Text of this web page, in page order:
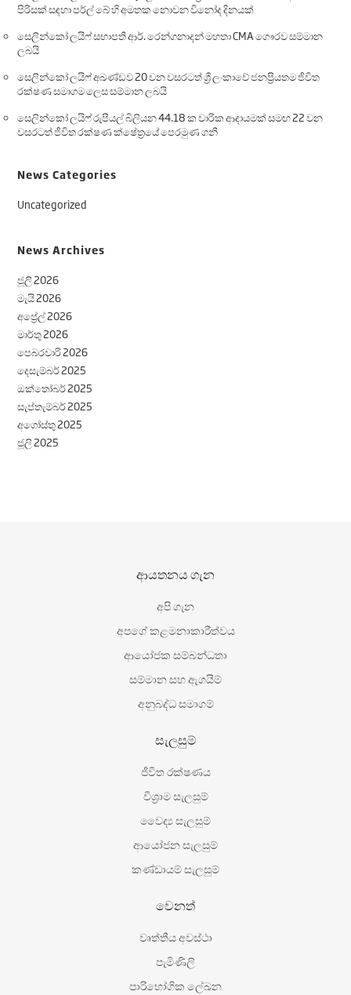
පිරිසක් සඳහා පර්ල් බේ හි අමතක නොවන විනෝද දිනයක්
සෙලින්කෝ ලයිෆ් සභාපති ආර්. රෙන්ගනාදන් මහතා CMA ගෞරව සම්මාන
ලබයි
සෙලින්කෝ ලයිෆ් අඛණ්ඩව 20 වන වසරටත් ශ්‍රී ලංකාවේ ජනප්‍රියතම ජීවිත
රක්ෂණ සමාගම ලෙස සම්මාන ලබයි
සෙලින්කෝ ලයිෆ් රුපියල් බිලියන 44.18 ක වාරික ආදායමක් සමඟ 22 වන
වසරටත් ජීවිත රක්ෂණ ක්ෂේත්‍රයේ පෙරමුණ ගනී
News Categories
Uncategorized
News Archives
ජූලි 2026
මැයි 2026
අප්‍රේල් 2026
මාර්තු 2026
පෙබරවාරි 2026
දෙසැම්බර් 2025
ඔක්තෝබර් 2025
සැප්තැම්බර් 2025
අගෝස්තු 2025
ජූලි 2025
ආයතනය ගැන
අපි ගැන
අපගේ කළමනාකාරීත්වය
ආයෝජක සම්බන්ධතා
සම්මාන සහ ඇගයීම්
අනුබද්ධ සමාගම්
සැලසුම්
ජීවිත රක්ෂණය
විශ‍්‍රාම සැලසුම්
වෛද්‍ය සැලසුම්
ආයෝජන සැලසුම්
කණ්ඩායම් සැලසුම්
වෙනත්
වෘත්තීය අවස්ථා
පැමිණිලි
පාරිභෝගික ලේඛන